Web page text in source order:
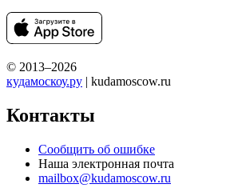
© 2013–2026
кудамоскоу.ру | kudamoscow.ru
Контакты
Сообщить об ошибке
Наша электронная почта
mailbox@kudamoscow.ru